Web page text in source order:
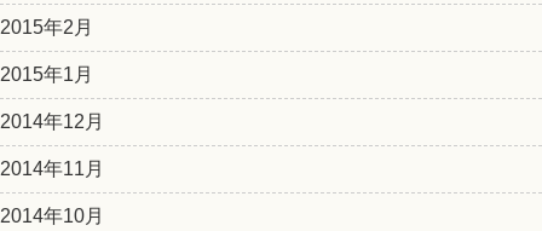
2015年2月
2015年1月
2014年12月
2014年11月
2014年10月